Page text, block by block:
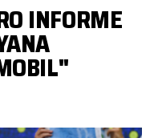
INFORME